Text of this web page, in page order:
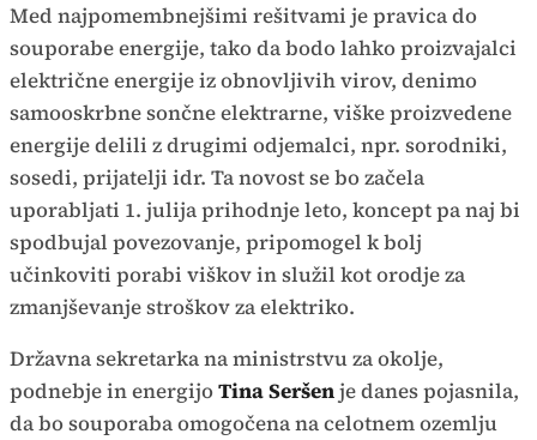
Med najpomembnejšimi rešitvami je pravica do
souporabe energije, tako da bodo lahko proizvajalci
električne energije iz obnovljivih virov, denimo
samooskrbne sončne elektrarne, viške proizvedene
energije delili z drugimi odjemalci, npr. sorodniki,
sosedi, prijatelji idr. Ta novost se bo začela
uporabljati 1. julija prihodnje leto, koncept pa naj bi
spodbujal povezovanje, pripomogel k bolj
učinkoviti porabi viškov in služil kot orodje za
zmanjševanje stroškov za elektriko.
Državna sekretarka na ministrstvu za okolje,
podnebje in energijoTina Seršenje danes pojasnila,
da bo souporaba omogočena na celotnem ozemlju